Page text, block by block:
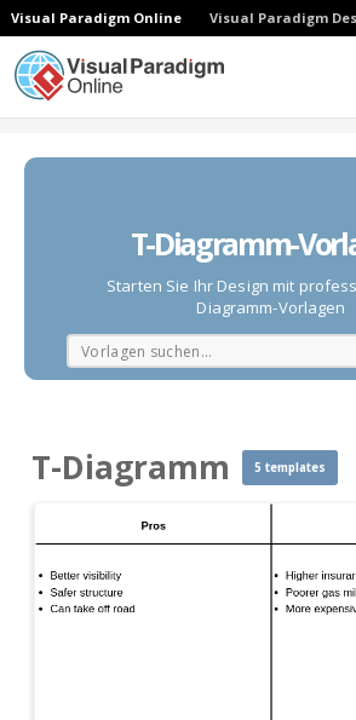
Visual Paradigm Online Visual Paradigm
T-Diagramm-
Starten Sie Ihr Design mit
Diagramm-Vorlagen
T-Diagramm 5 templates